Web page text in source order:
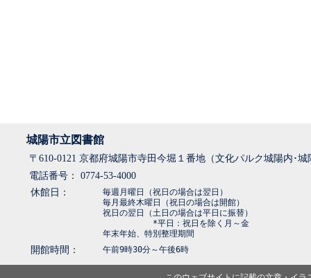
城陽市立図書館
〒610-0121 京都府城陽市寺田今堀１番地（文化パルク城陽内･
電話番号： 0774-53-4000
休館日：
毎週月曜日（祝日の場合は翌日）
毎月最終木曜日（祝日の場合は開館）
祝日の翌日（土日の場合は平日に振替）
*平日：祝日を除く月～金
年末年始、特別整理期間
開館時間： 午前9時30分～午後6時